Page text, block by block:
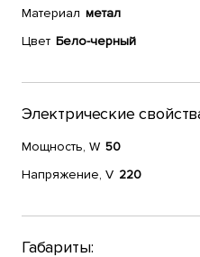
Материал метал
Цвет Бело-черный
Электрические
Мощность, W 50
Напряжение, V 220
Габариты: